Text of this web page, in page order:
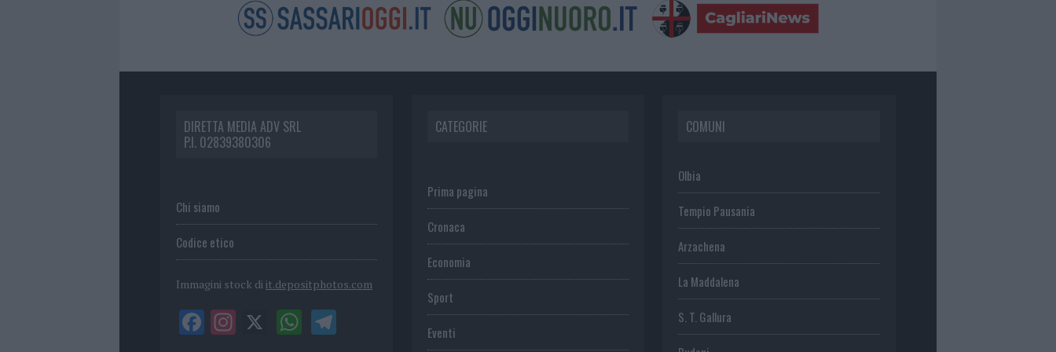
DIRETTA MEDIA ADV SRL
P.I. 02839380306
Chi siamo
Codice etico
Immagini stock di it.depositphotos.com
CATEGORIE
Prima pagina
Cronaca
Economia
Sport
Eventi
COMUNI
Olbia
Tempio Pausania
Arzachena
La Maddalena
S. T. Gallura